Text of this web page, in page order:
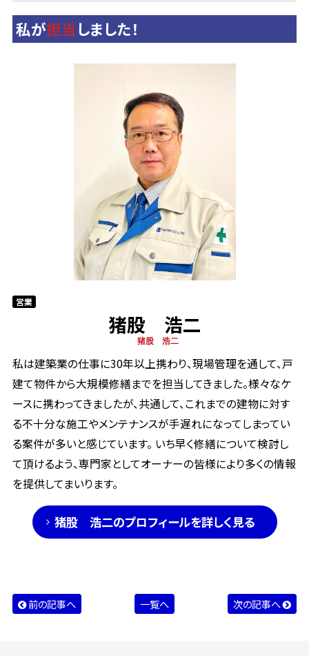
私が担当 しました！
営業
猪股 浩二
猪股 浩二
私は建築業の仕事に30年以上携わり、現場管理を通して、戸
建て物件から大規模修繕までを担当してきました。様々なケ
ースに携わってきましたが、共通して、これまでの建物に対す
る不十分な施工やメンテナンスが手遅れになってしまってい
る案件が多いと感じています。 いち早く修繕について検討し
て頂けるよう、専門家としてオーナーの皆様により多くの情報
を提供してまいります。
猪股 浩二のプロフィールを詳しく見る
前の記事へ 一覧へ 次の記事へ